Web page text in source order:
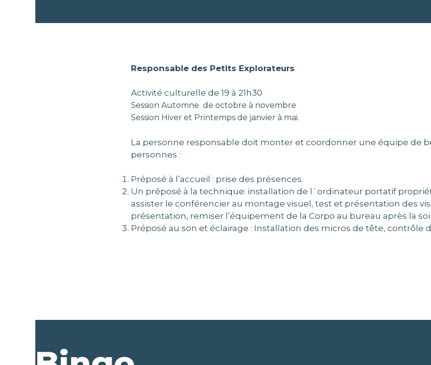
Responsable des Petits Explorateurs
Activité culturelle de 19 à 21h30
Session Automne de octobre à novembre
Session Hiver et Printemps de janvier à mai.
La personne responsable doit monter et coordonner une équipe de
personnes :
Préposé à l’accueil : prise des présences.
Un préposé à la technique: installation de l`ordinateur portatif
assister le conférencier au montage visuel, test et présentation des
présentation, remiser l’équipement de la Corpo au bureau après la
Préposé au son et éclairage : Installation des micros de tête, contrôle